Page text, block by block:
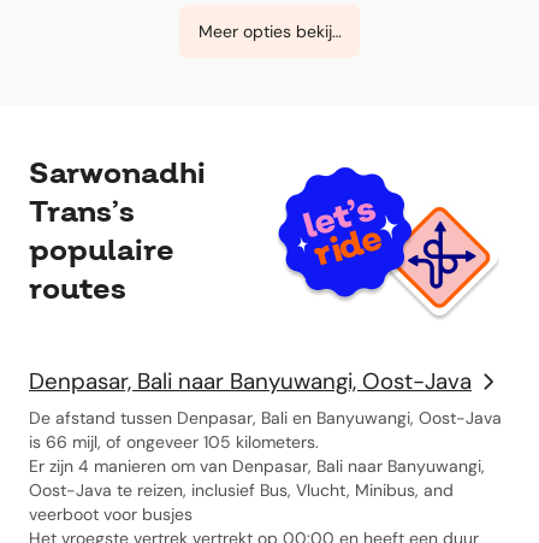
Meer opties bekijken
Sarwonadhi
Trans’s
populaire
routes
Denpasar, Bali naar Banyuwangi, Oost-Java
De afstand tussen Denpasar, Bali en Banyuwangi, Oost-Java
is 66 mijl, of ongeveer 105 kilometers.
Er zijn 4 manieren om van Denpasar, Bali naar Banyuwangi,
Oost-Java te reizen, inclusief Bus, Vlucht, Minibus, and
veerboot voor busjes
Het vroegste vertrek vertrekt op 00:00 en heeft een duur